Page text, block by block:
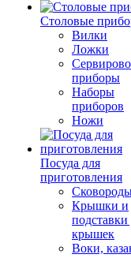
Столовые
Вилки
Ложки
приборы
Наборы
приборов
Ножи
Посуда для
приготовления
Крышки и
подставки
крышек
Воки,